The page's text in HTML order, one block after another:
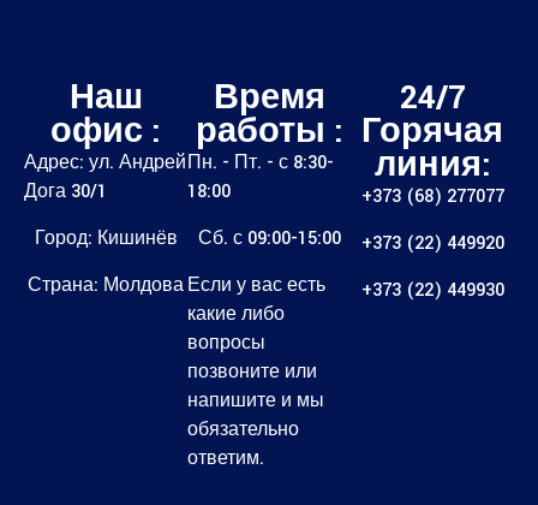
Наш
офис :
Адрес: ул. Андрей
Дога 30/1
Город: Кишинёв
Страна: Молдова
Время
работы :
Пн. - Пт. - с 8:30-
18:00
Сб. с 09:00-15:00
Если у вас есть
какие либо
вопросы
позвоните или
напишите и мы
обязательно
ответим.
24/7
Горячая
линия:
+373 (68) 277077
+373 (22) 449920
+373 (22) 449930